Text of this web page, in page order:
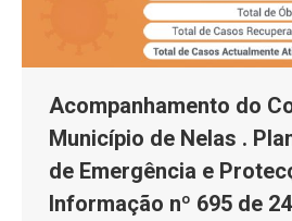
Acompanhamento do
Município de Nelas .
de Emergência e
Informação nº 695 de